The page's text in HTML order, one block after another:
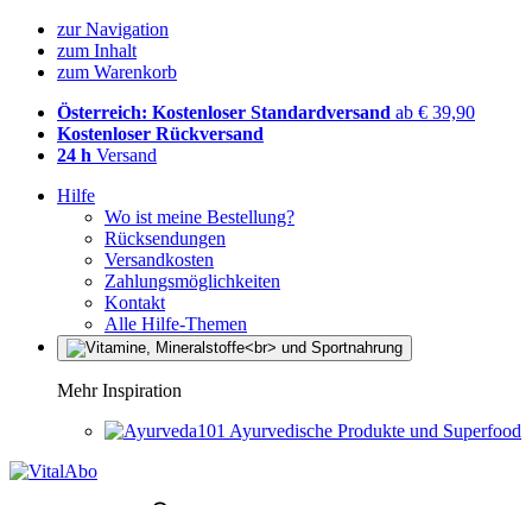
zur Navigation
zum Inhalt
zum Warenkorb
Österreich: Kostenloser Standardversand ab € 39,90
Kostenloser Rückversand
24 h Versand
Hilfe
Wo ist meine Bestellung?
Rücksendungen
Versandkosten
Zahlungsmöglichkeiten
Kontakt
Alle Hilfe-Themen
Mehr Inspiration
Ayurvedische Produkte und Superfood